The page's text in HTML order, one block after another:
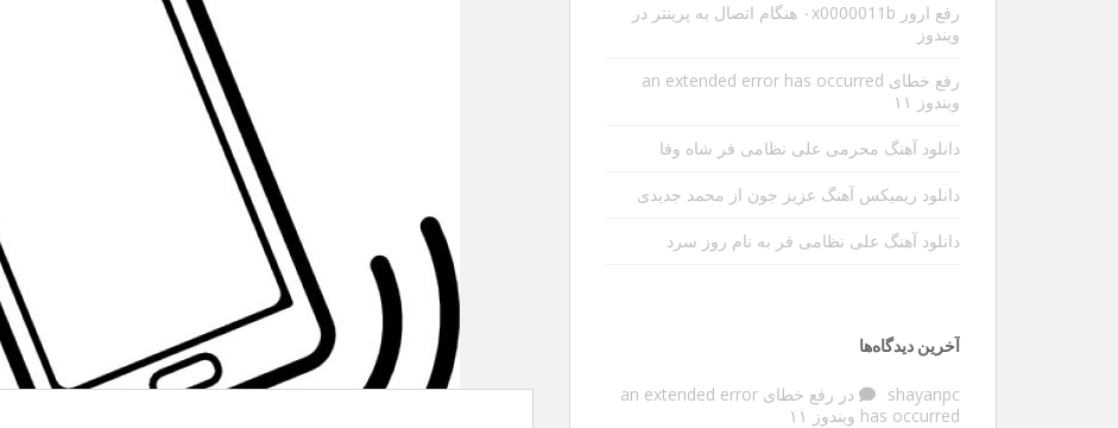
رفع ارور ۰x0000011b هنگام اتصال به پرینتر در
ویندوز
رفع خطای an extended error has occurred
ویندوز ۱۱
دانلود آهنگ محرمی علی نظامی فر شاه وفا
دانلود ریمیکس آهنگ عزیز جون از محمد جدیدی
دانلود آهنگ علی نظامی فر به نام روز سرد
آخرین دیدگاه‌ها
shayanpc در
رفع خطای an extended error
has occurred ویندوز ۱۱